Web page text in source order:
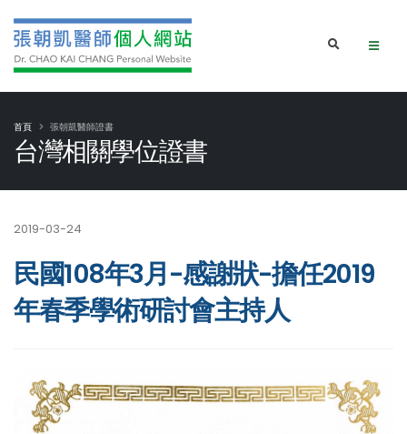
台灣相關學位證書
首頁 張朝凱醫師證書
2019-03-24
民國108年3月-感謝狀-擔任2019
年春季學術研討會主持人